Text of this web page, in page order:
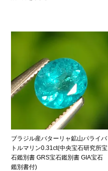
ブラジル産バターリャ鉱山パライバ
トルマリン0.31ct(中央宝石研究所宝
石鑑別書 GRS宝石鑑別書 GIA宝石
鑑別書付)